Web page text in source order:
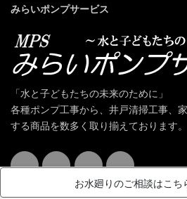
みらいポンプサービス
「水と子どもたちの未来のために」
各種ポンプ工事から、井戸清掃工事、
する商品を数多く取り揃えております。
X
お水廻りのご相談はこ